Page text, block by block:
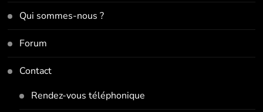
Qui sommes-nous ?
Forum
Contact
Rendez-vous téléphonique